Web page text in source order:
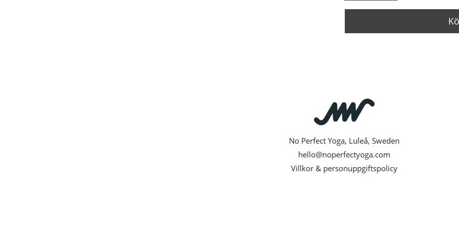
No Perfect Yoga, Luleå, Sweden
hello@noperfectyoga.com
Villkor & personuppgiftspolicy